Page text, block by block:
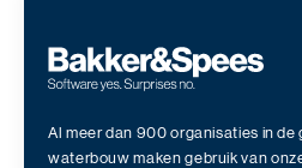
Al meer dan 900 organisaties in de
waterbouw maken gebruik van